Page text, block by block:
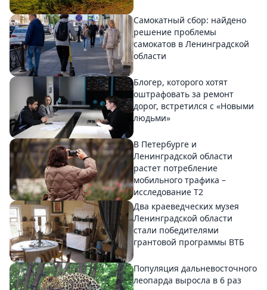
Самокатный сбор: найдено
решение проблемы
самокатов в Ленинградской
области
Блогер, которого хотят
оштрафовать за ремонт
дорог, встретился с «Новыми
людьми»
В Петербурге и
Ленинградской области
растет потребление
мобильного трафика –
исследование T2
Два краеведческих музея
Ленинградской области
стали победителями
грантовой программы ВТБ
Популяция дальневосточного
леопарда выросла в 6 раз